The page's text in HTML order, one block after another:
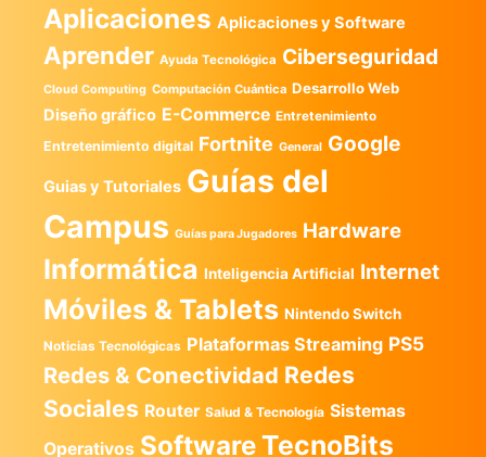
Aplicaciones Aplicaciones y Software
Aprender Ayuda Tecnológica Ciberseguridad
Cloud Computing Computación Cuántica Desarrollo Web
Diseño gráfico E-Commerce Entretenimiento
Entretenimiento digital Fortnite General Google
Guias y Tutoriales Guías del
Campus Guías para Jugadores Hardware
Informática Inteligencia Artificial Internet
Móviles & Tablets Nintendo Switch
Noticias Tecnológicas Plataformas Streaming PS5
Redes & Conectividad Redes
Sociales Router Salud & Tecnología Sistemas
Operativos SoftwareTecnoBits